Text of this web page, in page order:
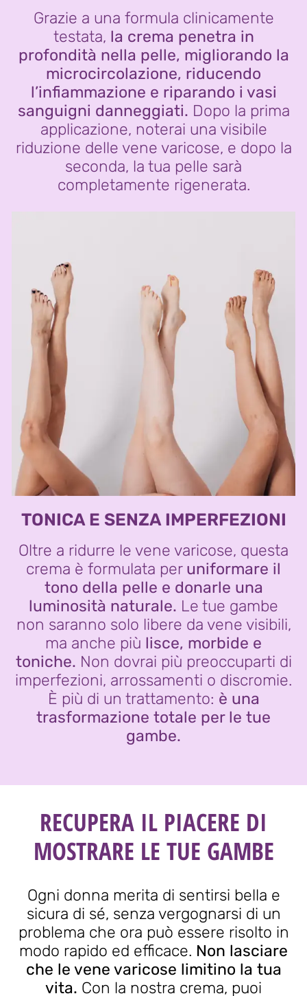
Grazie a una formula clinicamente
testata, la crema penetra in
profondità nella pelle, migliorando la
microcircolazione, riducendo
l’infiammazione e riparando i vasi
sanguigni danneggiati. Dopo la prima
applicazione, noterai una visibile
riduzione delle vene varicose, e dopo la
seconda, la tua pelle sarà
completamente rigenerata.
TONICA E SENZA IMPERFEZIONI
Oltre a ridurre le vene varicose, questa
crema è formulata per uniformare il
tono della pelle e donarle una
luminosità naturale. Le tue gambe
non saranno solo libere da vene visibili,
ma anche più lisce, morbide e
toniche. Non dovrai più preoccuparti di
imperfezioni, arrossamenti o discromie.
È più di un trattamento: è una
trasformazione totale per le tue
gambe.
RECUPERA IL PIACERE DI
MOSTRARE LE TUE GAMBE
Ogni donna merita di sentirsi bella e
sicura di sé, senza vergognarsi di un
problema che ora può essere risolto in
modo rapido ed efficace. Non lasciare
che le vene varicose limitino la tua
vita. Con la nostra crema, puoi